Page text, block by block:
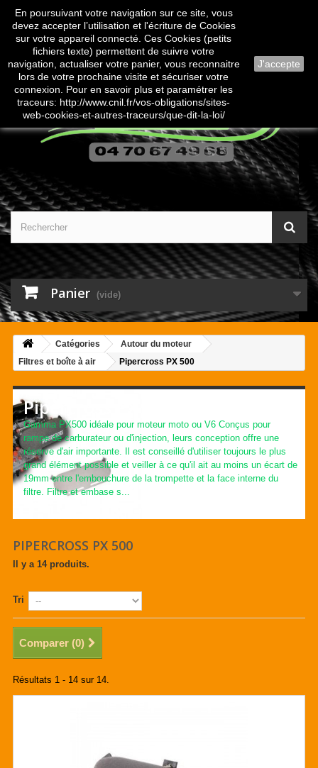
Contactez-nous
Panier (vide)
Catégories
Autour du moteur
Filtres et boîte à air
Pipercross PX 500
Pipercross PX 500
Gamma PX500 idéale pour moteur moto ou V6 Conçus pour
rampe de carburateur ou d'injection, leurs conception offre une
réserve d'air importante. Il est conseillé d'utiliser toujours le plus
grand élément possible et veiller à ce qu'il ait au moins un écart de
19mm entre l'embouchure de la trompette et la face interne du
filtre. Filtre et embase s...
PIPERCROSS PX 500
Il y a 14 produits.
Tri
Comparer (0)
Résultats 1 - 14 sur 14.
En poursuivant votre navigation sur ce site, vous
devez accepter l’utilisation et l'écriture de Cookies
sur votre appareil connecté. Ces Cookies (petits
fichiers texte) permettent de suivre votre
navigation, actualiser votre panier, vous reconnaitre
lors de votre prochaine visite et sécuriser votre
connexion. Pour en savoir plus et paramétrer les
traceurs: http://www.cnil.fr/vos-obligations/sites-
web-cookies-et-autres-traceurs/que-dit-la-loi/
J'accepte